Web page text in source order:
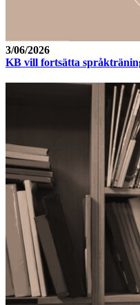
3/06/2026
KB vill fortsätta